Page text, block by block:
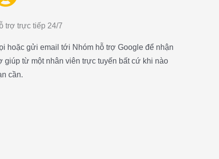
trợ trực tiếp 24/7
hoặc gửi email tới Nhóm hỗ trợ Google để nhận
giúp từ một nhân viên trực tuyến bất cứ khi nào
cần.